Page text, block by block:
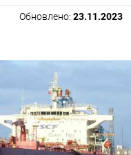
Обновлено: 23.11.2023